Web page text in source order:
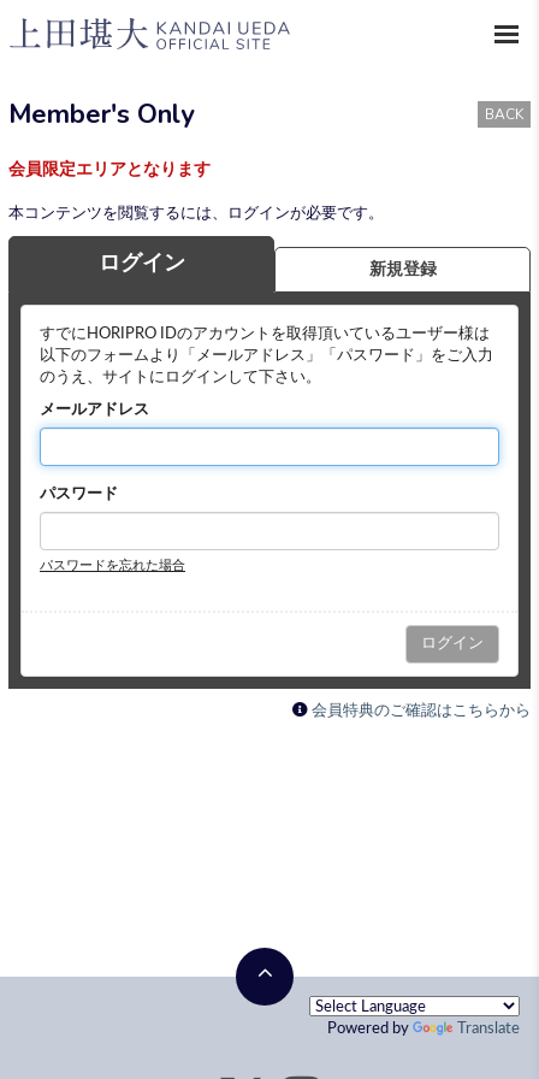
Member's Only BACK
会員限定エリアとなります
本コンテンツを閲覧するには、ログインが必要です。
ログイン 新規登録
すでにHORIPRO IDのアカウントを取得頂いているユーザー様は
以下のフォームより「メールアドレス」「パスワード」をご入力
のうえ、サイトにログインして下さい。
メールアドレス
パスワード
パスワードを忘れた場合
会員特典のご確認はこちらから
Powered by Translate